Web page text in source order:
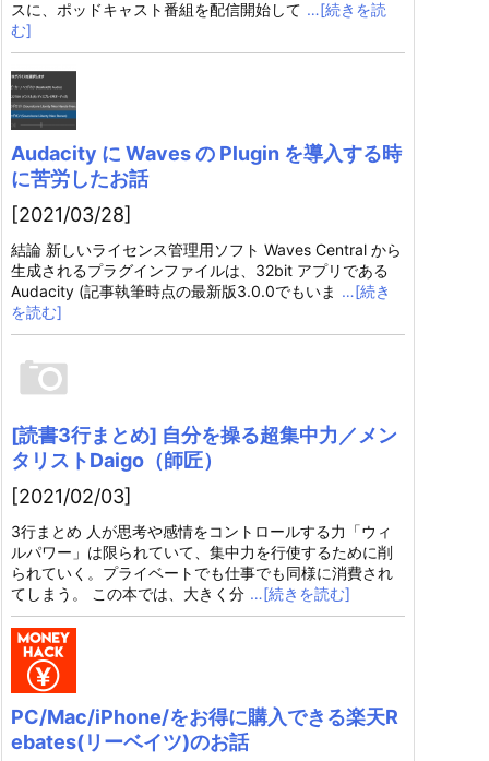
スに、ポッドキャスト番組を配信開始して …[続きを読
む]
Audacity に Waves の Plugin を導入する時
に苦労したお話
[2021/03/28]
結論 新しいライセンス管理用ソフト Waves Central から
生成されるプラグインファイルは、32bit アプリである
Audacity (記事執筆時点の最新版3.0.0でもいま …[続き
を読む]
[読書3行まとめ] 自分を操る超集中力／メン
タリストDaigo（師匠）
[2021/02/03]
3行まとめ 人が思考や感情をコントロールする力「ウィ
ルパワー」は限られていて、集中力を行使するために削
られていく。プライベートでも仕事でも同様に消費され
てしまう。 この本では、大きく分 …[続きを読む]
PC/Mac/iPhone/をお得に購入できる楽天R
ebates(リーベイツ)のお話